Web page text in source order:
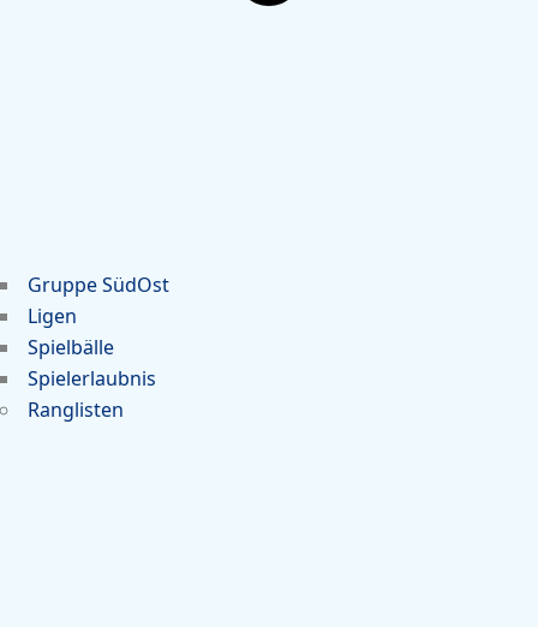
Gruppe SüdOst
Ligen
Spielbälle
Spielerlaubnis
Ranglisten